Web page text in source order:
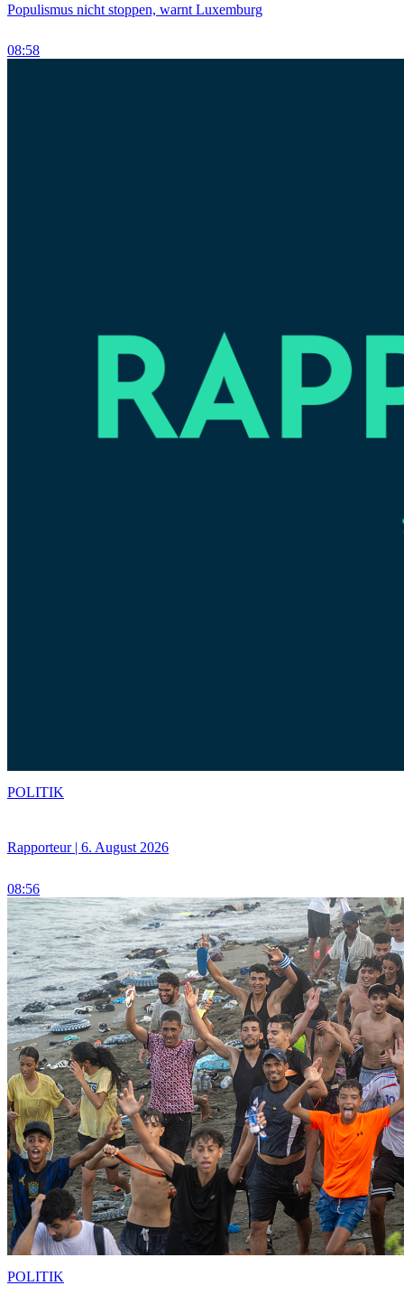
Populismus nicht stoppen, warnt Luxemburg
08:58
Rapporteur | 6. August 2026
08:56
POLITIK
POLITIK